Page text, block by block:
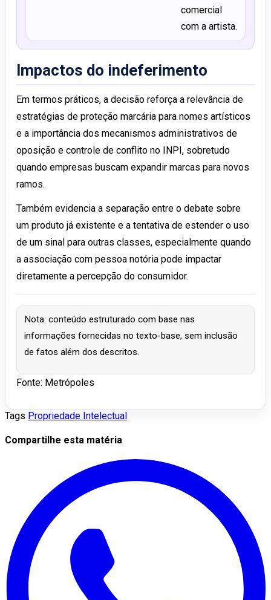
comercial
com a artista.
Impactos do indeferimento
Em termos práticos, a decisão reforça a relevância de
estratégias de proteção marcária para nomes artísticos
e a importância dos mecanismos administrativos de
oposição e controle de conflito no INPI, sobretudo
quando empresas buscam expandir marcas para novos
ramos.
Também evidencia a separação entre o debate sobre
um produto já existente e a tentativa de estender o uso
de um sinal para outras classes, especialmente quando
a associação com pessoa notória pode impactar
diretamente a percepção do consumidor.
Nota: conteúdo estruturado com base nas
informações fornecidas no texto-base, sem inclusão
de fatos além dos descritos.
Fonte: Metrópoles
Tags Propriedade Intelectual
Compartilhe esta matéria